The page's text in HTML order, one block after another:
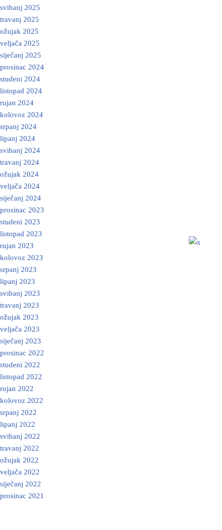
svibanj 2025
travanj 2025
ožujak 2025
veljača 2025
siječanj 2025
prosinac 2024
studeni 2024
listopad 2024
rujan 2024
kolovoz 2024
srpanj 2024
lipanj 2024
svibanj 2024
travanj 2024
ožujak 2024
veljača 2024
siječanj 2024
prosinac 2023
studeni 2023
listopad 2023
rujan 2023
kolovoz 2023
srpanj 2023
lipanj 2023
svibanj 2023
travanj 2023
ožujak 2023
veljača 2023
siječanj 2023
prosinac 2022
studeni 2022
listopad 2022
rujan 2022
kolovoz 2022
srpanj 2022
lipanj 2022
svibanj 2022
travanj 2022
ožujak 2022
veljača 2022
siječanj 2022
prosinac 2021